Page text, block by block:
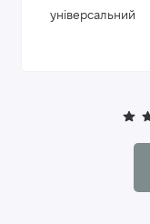
універсальний